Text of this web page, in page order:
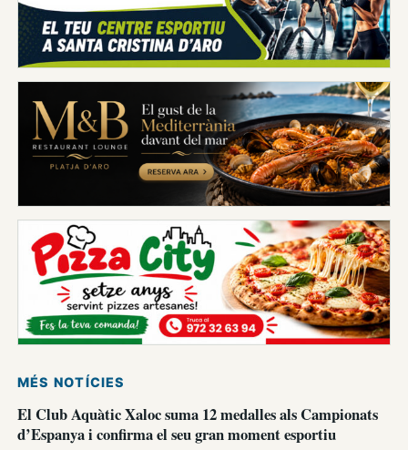
MÉS NOTÍCIES
El Club Aquàtic Xaloc suma 12 medalles als Campionats
d’Espanya i confirma el seu gran moment esportiu